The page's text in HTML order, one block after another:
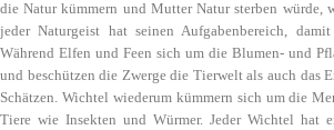
die Natur kümmern und Mutter Natur sterben würde,
jeder Naturgeist hat seinen Aufgabenbereich,
Während Elfen und Feen sich um die Blumen- und
und beschützen die Zwerge die Tierwelt als auch das
Schätzen. Wichtel wiederum kümmern sich um die
Tiere wie Insekten und Würmer. Jeder Wichtel hat